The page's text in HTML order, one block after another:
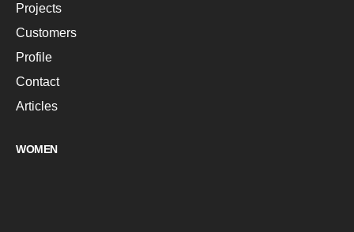
Projects
Customers
Profile
Contact
Articles
WOMEN